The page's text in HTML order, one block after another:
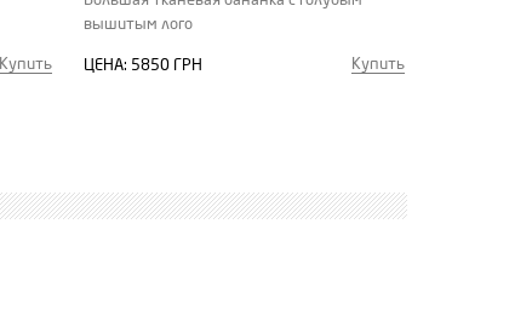
Купить
вышитым лого
ЦЕНА: 5850 ГРН Купить